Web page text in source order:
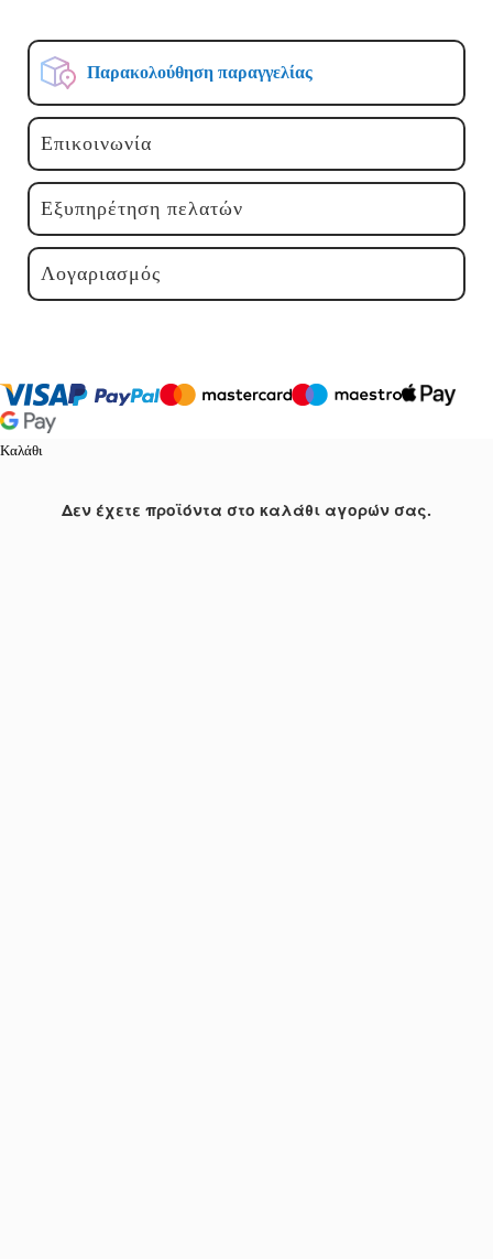
Παρακολούθηση παραγγελίας
Επικοινωνία
Εξυπηρέτηση πελατών
Λογαριασμός
Καλάθι
Δεν έχετε προϊόντα στο καλάθι αγορών σας.